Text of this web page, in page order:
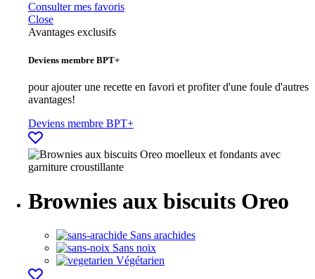
Consulter mes favoris
Close
Avantages exclusifs
Deviens membre BPT+
pour ajouter une recette en favori et profiter d'une foule d'autres
avantages!
Deviens membre BPT+
Brownies aux biscuits Oreo
Sans arachides
Sans noix
Végétarien